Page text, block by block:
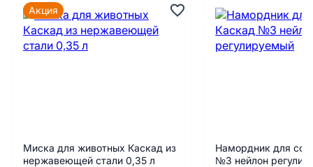
Миска для животных Каскад из
нержавеющей стали 0,35 л
Акция
Намордник для
№3 нейлон